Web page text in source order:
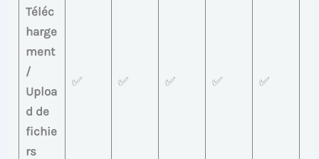
Téléc
harge
ment
/
Uploa
d de
fichie
rs
✅ ✅ ✅ ✅ ✅